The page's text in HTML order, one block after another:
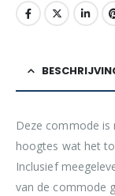
Deze commode is
hoogtes wat het
Inclusief
van de commode